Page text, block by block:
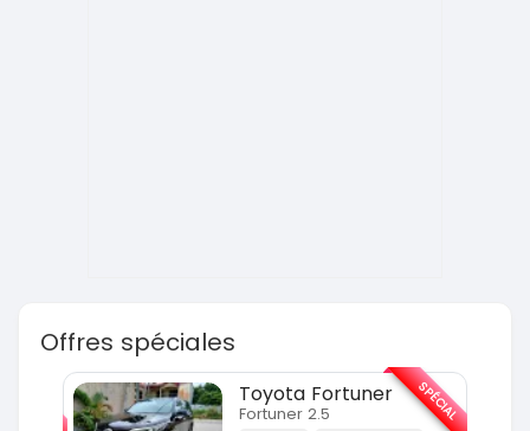
Offres spéciales
KIA Sorento
Sorento full option SPÉCIAL